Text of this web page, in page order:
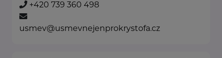
+420 739 360 498
usmev@usmevnejenprokrystofa.cz